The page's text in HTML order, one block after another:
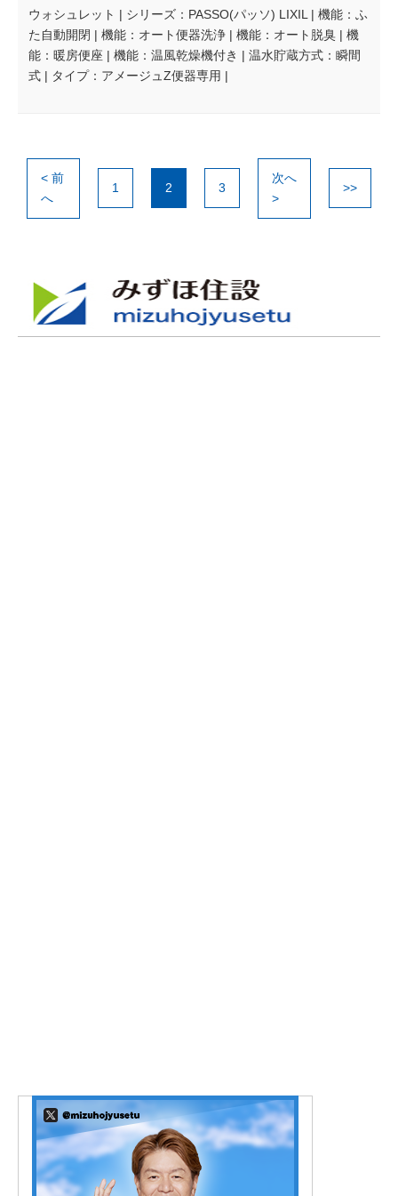
ウォシュレット | シリーズ：PASSO(パッソ) LIXIL | 機能：ふ
た自動開閉 | 機能：オート便器洗浄 | 機能：オート脱臭 | 機
能：暖房便座 | 機能：温風乾燥機付き | 温水貯蔵方式：瞬間
式 | タイプ：アメージュZ便器専用 |
< 前
へ
1 2 3
次へ
>
>>